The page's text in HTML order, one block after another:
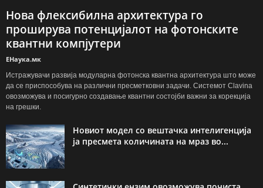
Нова флексибилна архитектура го
проширува потенцијалот на фотонските
квантни компјутери
ЕНаука.мк
Истражувачи развија модуларна фотонска квантна архитектура што може
да се приспособува на различни пресметковни задачи. Системот Clavina
овозможува и посигурно создавање квантни состојби важни за корекција
на грешки.
Новиот модел со вештачка интелигенција
ја пресмета количината на мраз во...